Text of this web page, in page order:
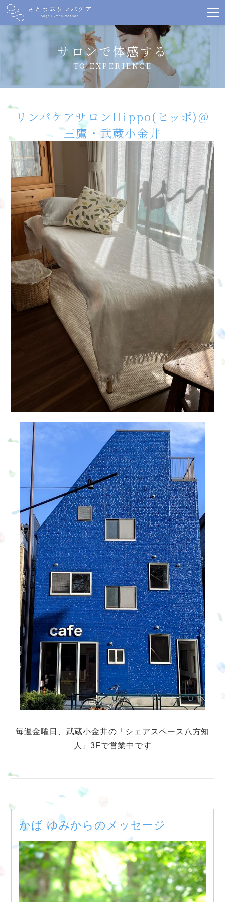
サロンで体感する
TO EXPERIENCE
リンパケアサロンHippo(ヒッポ)@
三鷹・武蔵小金井
毎週金曜日、武蔵小金井の「シェアスペース八方知
人」3Fで営業中です
かば ゆみからのメッセージ